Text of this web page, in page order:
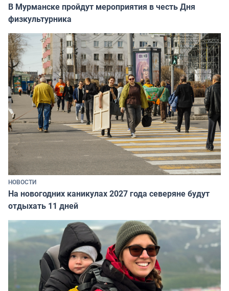
В Мурманске пройдут мероприятия в честь Дня
физкультурника
НОВОСТИ
На новогодних каникулах 2027 года северяне будут
отдыхать 11 дней